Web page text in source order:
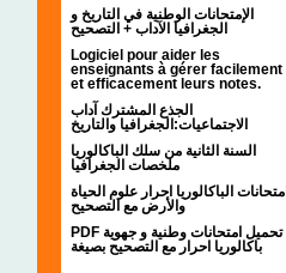
الإمتحانات الوطنية في التاريخ و
الجغرافيا الآداب + التصحيح
Logiciel pour aider les
enseignants à gérer facilement
et efficacement leurs notes.
الجذع المشترك آداب
الاجتماعيات:الجغرافيا والتاريخ
السنة الثانية من سلك الباكالوريا
ملخصات الجغرافيا
امتحانات الباكالوريا احرار علوم الحياة
والأرض مع التصحيح
PDF تحميل امتحانات وطنية و جهوية
باكالوريا احرار مع التصحيح بصيغة